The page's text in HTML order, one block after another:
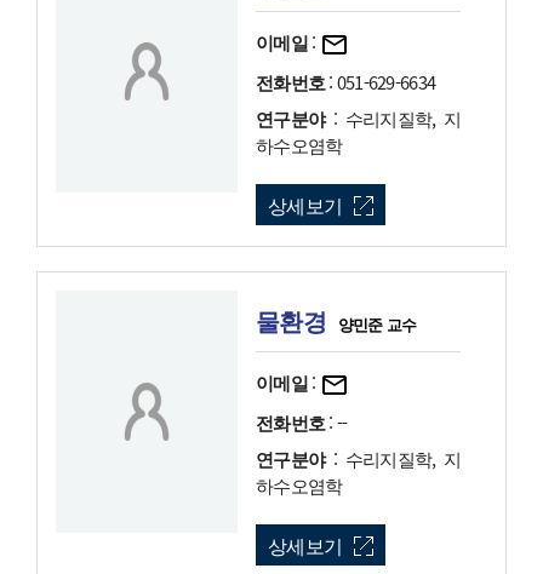
이메일:
전화번호: 051-629-6634
연구분야: 수리지질학, 지
하수오염학
상세보기
물환경 양민준 교수
이메일:
전화번호: --
연구분야: 수리지질학, 지
하수오염학
상세보기